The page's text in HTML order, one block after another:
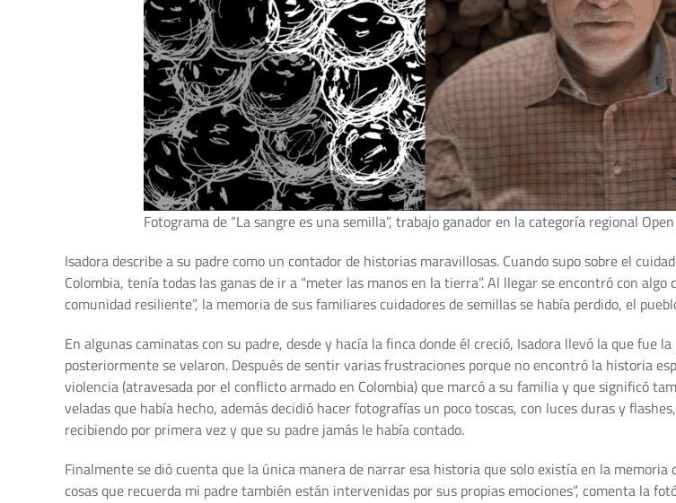
Fotograma de “La sangre es una semilla”, trabajo ganador en la categoría regional
Isadora describe a su padre como un contador de historias maravillosas. Cuando supo sobre el
Colombia, tenía todas las ganas de ir a “meter las manos en la tierra”. Al llegar se encontró con
comunidad resiliente”, la memoria de sus familiares cuidadores de semillas se había perdido, el
En algunas caminatas con su padre, desde y hacía la finca donde él creció, Isadora llevó la que fue
posteriormente se velaron. Después de sentir varias frustraciones porque no encontró la historia
violencia (atravesada por el conflicto armado en Colombia) que marcó a su familia y que significó
veladas que había hecho, además decidió hacer fotografías un poco toscas, con luces duras y
recibiendo por primera vez y que su padre jamás le había contado.
Finalmente se dió cuenta que la única manera de narrar esa historia que solo existía en la
cosas que recuerda mi padre también están intervenidas por sus propias emociones”, comenta la